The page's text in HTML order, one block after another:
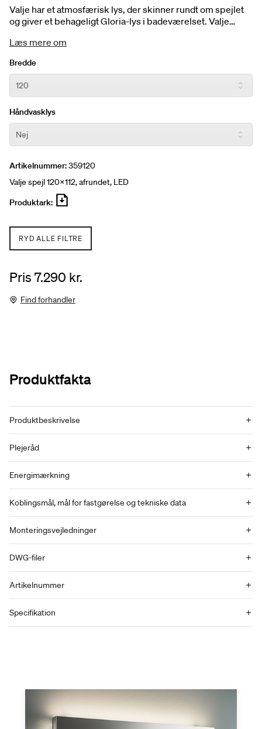
Valje har et atmosfærisk lys, der skinner rundt om spejlet
og giver et behageligt Gloria-lys i badeværelset. Valje
ovalt, dobbelt eller hvorfor ikke spejle i traditionelt udtryk.
fritstående håndvask. Kan ikke kombineres med Skule
Læs mere om
Bredde
Håndvasklys
Artikelnummer:359120
Valje spejl 120x112, afrundet, LED
Produktark:
RYD ALLE FILTRE
Pris 7.290 kr.
Find forhandler
Produktfakta
Produktbeskrivelse
Plejeråd
Energimærkning
Koblingsmål, mål for fastgørelse og tekniske data
Monteringsvejledninger
DWG-filer
Artikelnummer
Specifikation